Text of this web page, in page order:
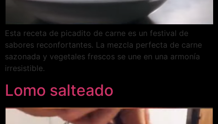
Esta receta de picadito de carne es un festival de
sabores reconfortantes. La mezcla perfecta de carne
sazonada y vegetales frescos se une en una armonía
irresistible.
Lomo salteado